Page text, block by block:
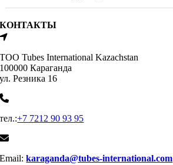
КОНТАКТЫ
ТОО Tubes International Kazachstan
100000 Караганда
ул. Резника 16
тел.:+7 7212 90 93 95
Email:karaganda@tubes-international.com